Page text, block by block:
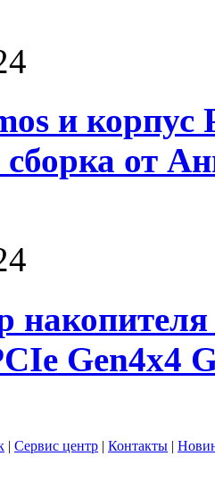
и корпус
сборка от
Gen4х4
| Сервис центр | Контакты |